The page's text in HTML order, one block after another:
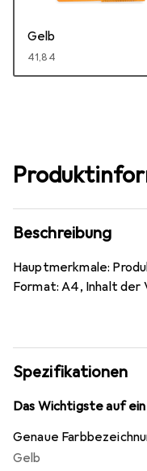
Gelb
EUR
41,84
Beschreibung
Hauptmerkmale:
Format: A4, Inhalt der
Spezifikationen
Das Wichtigste auf
Genaue
Gelb